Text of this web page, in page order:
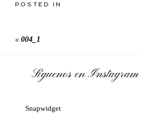
POSTED IN
« 004_1
Síguenos en Instagram
Snapwidget